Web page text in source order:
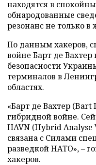
находятся в
обнародованные
резонанс не только в
По данным хакеров,
войне Барт де
безопасности
терминалов в
областях.
«Барт де Вахтер (Bart
гибридной войне.
HAVN (Hybrid
связана с Силами
разведкой НАТО», –
хакеров.